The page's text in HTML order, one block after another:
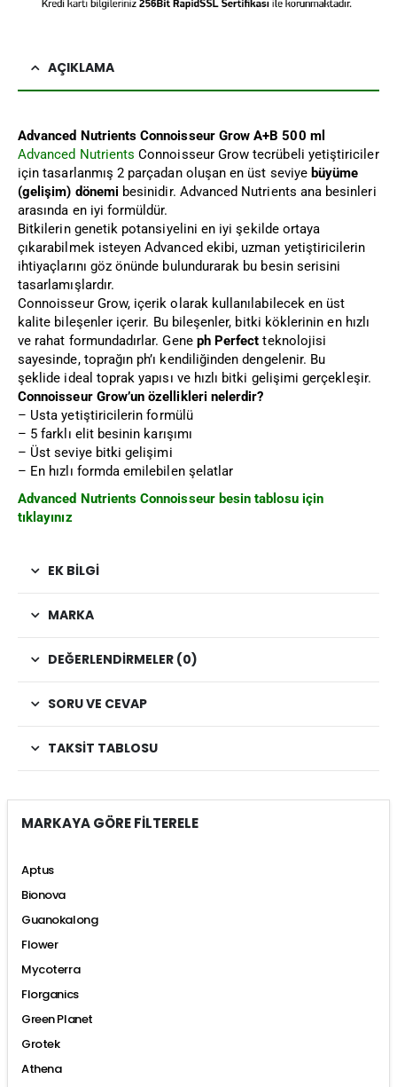
AÇIKLAMA
Advanced Nutrients Connoisseur Grow A+B 500 ml
Advanced Nutrients Connoisseur Grow tecrübeli yetiştiriciler
için tasarlanmış 2 parçadan oluşan en üst seviye büyüme
(gelişim) dönemi besinidir. Advanced Nutrients ana besinleri
arasında en iyi formüldür.
Bitkilerin genetik potansiyelini en iyi şekilde ortaya
çıkarabilmek isteyen Advanced ekibi, uzman yetiştiricilerin
ihtiyaçlarını göz önünde bulundurarak bu besin serisini
tasarlamışlardır.
Connoisseur Grow, içerik olarak kullanılabilecek en üst
kalite bileşenler içerir. Bu bileşenler, bitki köklerinin en hızlı
ve rahat formundadırlar. Gene ph Perfect teknolojisi
sayesinde, toprağın ph’ı kendiliğinden dengelenir. Bu
şeklide ideal toprak yapısı ve hızlı bitki gelişimi gerçekleşir.
Connoisseur Grow’un özellikleri nelerdir?
– Usta yetiştiricilerin formülü
– 5 farklı elit besinin karışımı
– Üst seviye bitki gelişimi
– En hızlı formda emilebilen şelatlar
Advanced Nutrients Connoisseur besin tablosu için
tıklayınız
EK BILGI
MARKA
DEĞERLENDIRMELER (0)
SORU VE CEVAP
TAKSIT TABLOSU
MARKAYA GÖRE FİLTERELE
Aptus
Bionova
Guanokalong
Flower
Mycoterra
Florganics
Green Planet
Grotek
Athena